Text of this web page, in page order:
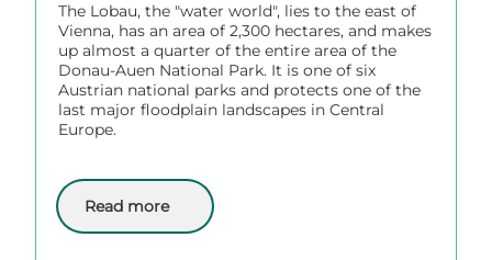
The Lobau, the "water world", lies to the east of
Vienna, has an area of 2,300 hectares, and makes
up almost a quarter of the entire area of the
Donau-Auen National Park. It is one of six
Austrian national parks and protects one of the
last major floodplain landscapes in Central
Europe.
Read more
about The Lobau – Vienna's jungle